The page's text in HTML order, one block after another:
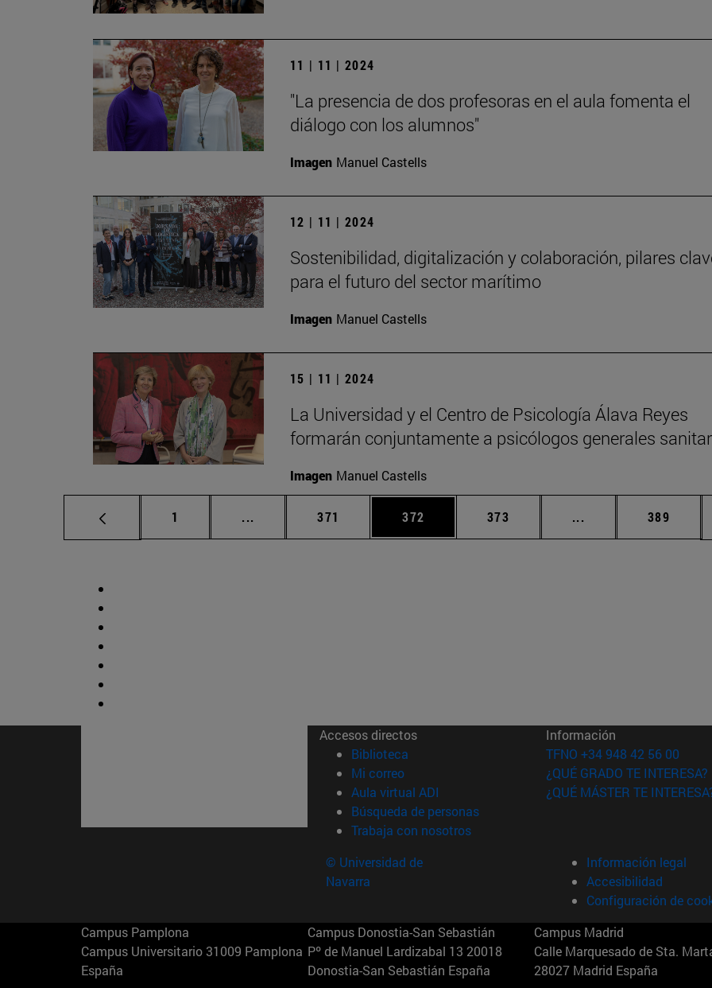
11 | 11 | 2024
"La presencia de dos profesoras en el aula fomenta el
diálogo con los alumnos"
Imagen Manuel Castells
12 | 11 | 2024
Sostenibilidad, digitalización y colaboración, pilares
para el futuro del sector marítimo
Imagen Manuel Castells
15 | 11 | 2024
La Universidad y el Centro de Psicología Álava Reyes
formarán conjuntamente a psicólogos generales
Imagen Manuel Castells
Página
1 ... Páginas intermedias Use TAB para desplazarse.
Página
371 Página
372 Página
373 ... Páginas intermedias
Página
389
Accesos directos
Biblioteca (abre en nueva ventana)
Mi correo(abre en nueva ventana)
Aula virtual ADI (abre en nueva ventana)
Búsqueda de personas(abre en nueva ventana)
Trabaja con nosotros(abre en nueva ventana)
Información
TFNO +34 948 42 56 00
¿QUÉ GRADO TE INTERESA?
¿QUÉ MÁSTER TE
© Universidad de
Navarra
Información legal
Accesibilidad
Configuración de
Campus Pamplona
Campus Universitario 31009 Pamplona
España
Campus Donostia-San Sebastián
Pº de Manuel Lardizabal 13 20018
Donostia-San Sebastián España
Campus Madrid
Calle Marquesado de Sta.
28027 Madrid España